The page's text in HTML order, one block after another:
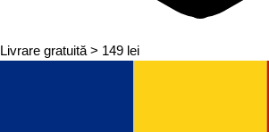
Livrare gratuită > 149 lei